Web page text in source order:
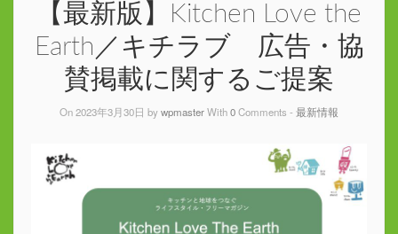
【最新版】Kitchen Love the
Earth／キチラブ 広告・協
賛掲載に関するご提案
On 2023年3月30日 bywpmasterWith0Comments - 最新情報